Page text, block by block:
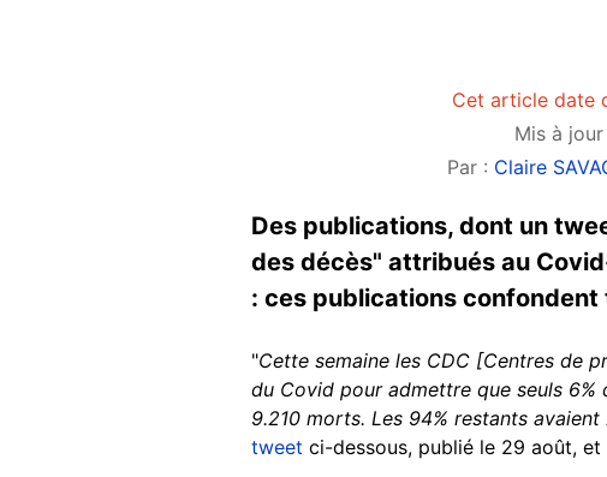
Cet article date
Mis à
Par : Claire
Des publications, dont un
des décès" attribués au
: ces publications
"Cette semaine les CDC [Centres de
du Covid pour admettre que seuls
9.210 morts. Les 94% restants
tweet ci-dessous, publié le 29 août, et